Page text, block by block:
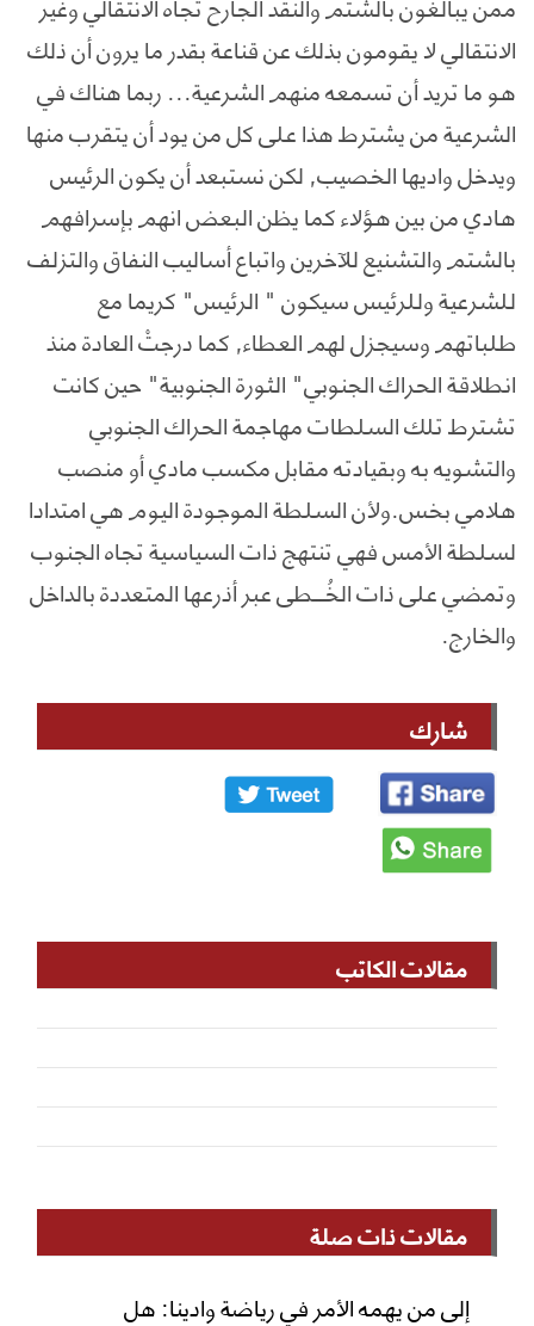
الانتقالي لا يقومون بذلك عن قناعة بقدر ما يرون أن ذلك
هو ما تريد أن تسمعه منهم الشرعية... ربما هناك في
الشرعية من يشترط هذا على كل من يود أن يتقرب منها
ويدخل واديها الخصيب, لكن نستبعد أن يكون الرئيس
هادي من بين هؤلاء كما يظن البعض انهم بإسرافهم
بالشتم والتشنيع للآخرين واتباع أساليب النفاق والتزلف
للشرعية وللرئيس سيكون " الرئيس" كريما مع
طلباتهم وسيجزل لهم العطاء, كما درجتْ العادة منذ
انطلاقة الحراك الجنوبي" الثورة الجنوبية" حين كانت
تشترط تلك السلطات مهاجمة الحراك الجنوبي
والتشويه به وبقيادته مقابل مكسب مادي أو منصب
هلامي بخس.ولأن السلطة الموجودة اليوم هي امتدادا
لسلطة الأمس فهي تنتهج ذات السياسية تجاه الجنوب
وتمضي على ذات الخُـــطى عبر أذرعها المتعددة بالداخل
والخارج.
شارك
مقالات الكاتب
مقالات ذات صلة
إلى من يهمه الأمر في رياضة وادينا: هل